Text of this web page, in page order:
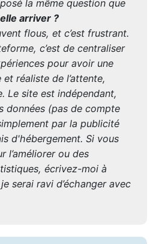
la même question que
arriver ?
flous, et c’est frustrant.
c’est de centraliser
pour avoir une
réaliste de l’attente,
Le site est indépendant,
données (pas de compte
par la publicité
d'hébergement. Si vous
l’améliorer ou des
écrivez-moi à
serai ravi d’échanger avec